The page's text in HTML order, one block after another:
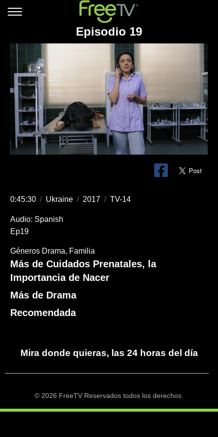
Episodio 19
0:45:30 / Ukraine / 2017 / TV-14
Audio: Spanish
Ep19
Géneros Drama Familia
Más de Cuidados Prenatales, la
Importancia de Nacer
Más de Drama
Recomendada
Mira donde quieras, las 24 horas del día
© 2026 FreeTV Reservados todos los derechos.